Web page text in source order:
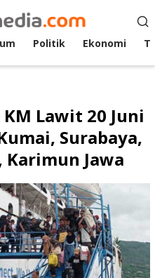
Politik Ekonomi
Lawit 20 Juni
Surabaya,
Karimun Jawa